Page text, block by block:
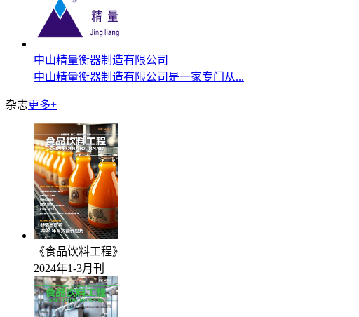
中山精量衡器制造有限公司
中山精量衡器制造有限公司是一家专门从...
杂志更多+
《食品饮料工程》
2024年1-3月刊